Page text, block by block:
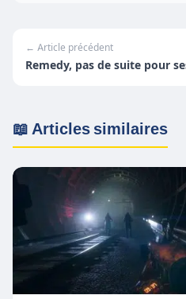
← Article précédent
Remedy, pas de suite pour
📖 Articles similaires